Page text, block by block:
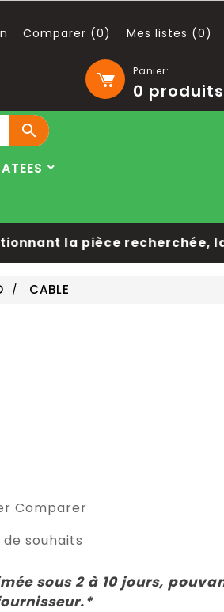
Panier:
0 produits
Comparer (0) Mes listes (0)

la pièce recherchée, la
CABLE
Comparer
souhaits
sous 2 à 10 jours,